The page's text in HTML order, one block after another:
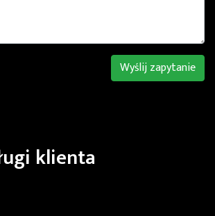
Wyślij zapytanie
klienta